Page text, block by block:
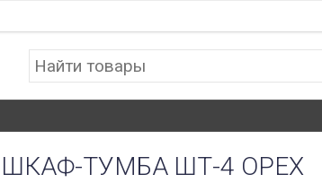
ШКАФ-ТУМБА ШТ-4 ОРЕХ